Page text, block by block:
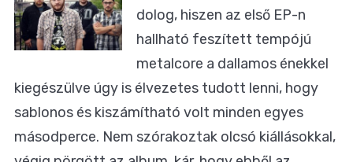
dolog, hiszen az első EP-n
hallható feszített tempójú
metalcore a dallamos énekkel
kiegészülve úgy is élvezetes tudott lenni, hogy
sablonos és kiszámítható volt minden egyes
másodperce. Nem szórakoztak olcsó kiállásokkal,